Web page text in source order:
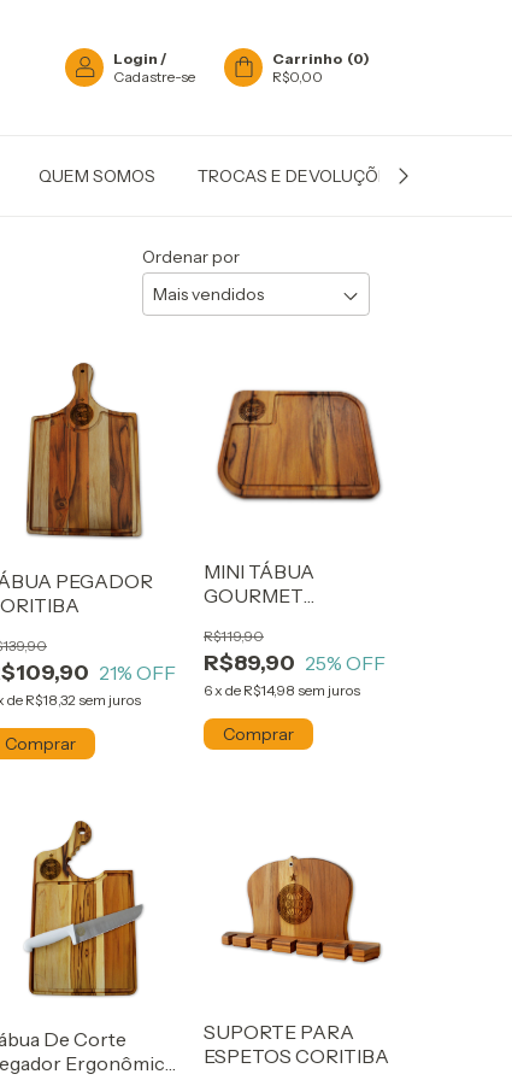
Login /
Cadastre-se
Carrinho (0)
R$0,00
QUEM SOMOS TROCAS E DEVOLUÇÕES
Ordenar por
PEGADOR
21% OFF
de R$18,32 sem juros
MINI TÁBUA
GOURMET
R$89,90
R$119,90
25% OFF
6 x de R$14,98 sem juros
De Corte
Ergonômico
SUPORTE PARA
ESPETOS CORITIBA